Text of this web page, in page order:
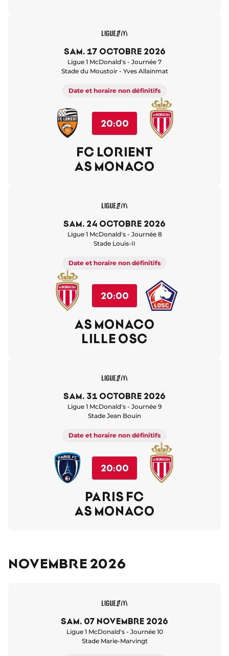
sam. 17 octobre 2026
Ligue 1 McDonald's - Journée 7
Stade du Moustoir - Yves Allainmat
Date et horaire non définitifs
20:00
FC LORIENT
AS MONACO
sam. 24 octobre 2026
Ligue 1 McDonald's - Journée 8
Stade Louis-II
Date et horaire non définitifs
20:00
AS MONACO
LILLE OSC
sam. 31 octobre 2026
Ligue 1 McDonald's - Journée 9
Stade Jean Bouin
Date et horaire non définitifs
20:00
PARIS FC
AS MONACO
Novembre 2026
sam. 07 novembre 2026
Ligue 1 McDonald's - Journée 10
Stade Marie-Marvingt